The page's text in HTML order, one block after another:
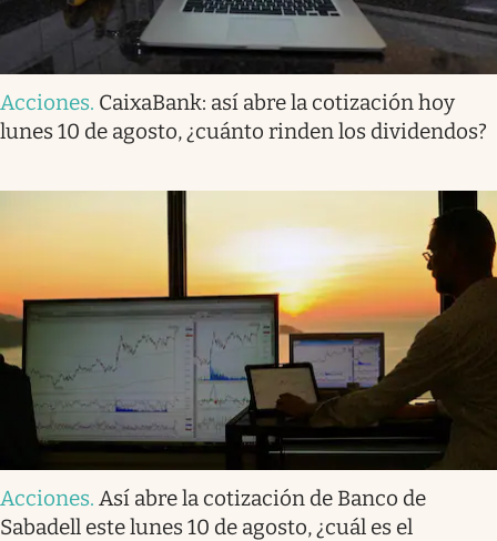
Acciones. CaixaBank: así abre la cotización hoy
lunes 10 de agosto, ¿cuánto rinden los dividendos?
Acciones. Así abre la cotización de Banco de
Sabadell este lunes 10 de agosto, ¿cuál es el